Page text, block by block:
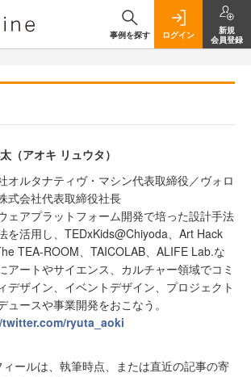
事例を探す ログイン
新規
会員登録
（アオキ リュウタ）
オルタナティヴ・マシン代表取締役／ヴォロ
式会社代表取締役社長
ェアプラットフォーム開発で培った設計手法
を活用し、TEDxKids@Chiyoda、Art Hack
TEA-ROOM、TAICOLAB、ALIFE Lab.な
アートやサイエンス、カルチャー領域でコミ
デザイン、イベントデザイン、プロジェクト
ュースや事業開発をおこなう。
ryuta_aoki
ールは、執筆時点、または直近の記事の寄